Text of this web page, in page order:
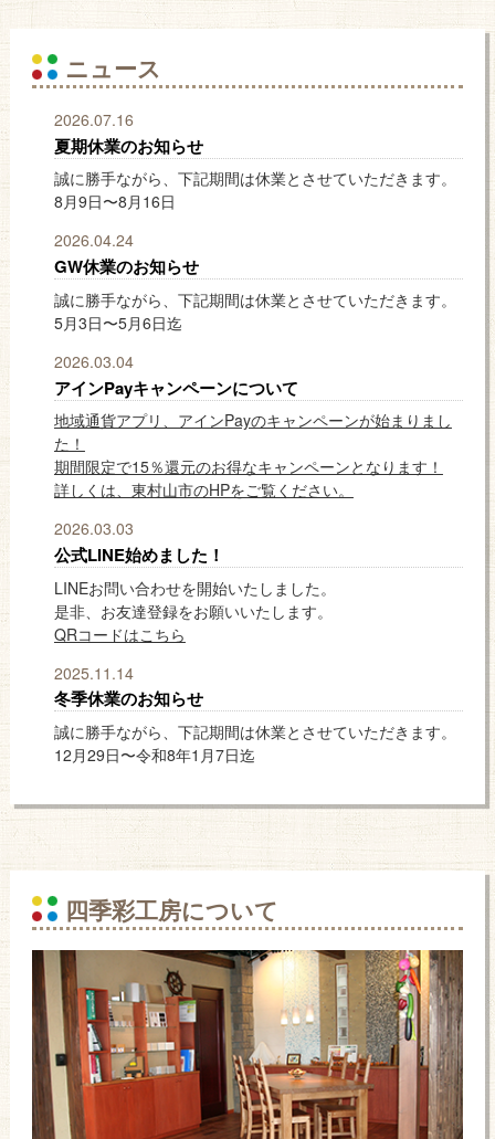
ニュース
2026.07.16
夏期休業のお知らせ
誠に勝手ながら、下記期間は休業とさせていただきます。
8月9日〜8月16日
2026.04.24
GW休業のお知らせ
誠に勝手ながら、下記期間は休業とさせていただきます。
5月3日〜5月6日迄
2026.03.04
アインPayキャンペーンについて
地域通貨アプリ、アインPayのキャンペーンが始まりまし
た！
期間限定で15％還元のお得なキャンペーンとなります！
詳しくは、東村山市のHPをご覧ください。
2026.03.03
公式LINE始めました！
LINEお問い合わせを開始いたしました。
是非、お友達登録をお願いいたします。
QRコードはこちら
2025.11.14
冬季休業のお知らせ
誠に勝手ながら、下記期間は休業とさせていただきます。
12月29日〜令和8年1月7日迄
四季彩工房について